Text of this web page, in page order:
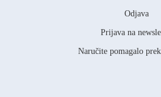
Odjava
Prijava na
Naručite pomagalo